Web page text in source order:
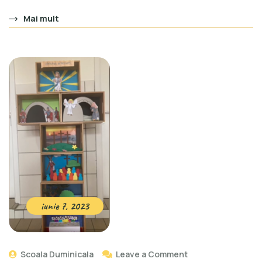
Mai mult
iunie 7, 2023
Scoala Duminicala Leave a Comment